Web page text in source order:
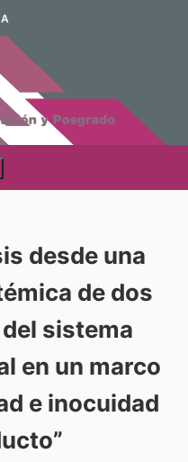
desde una
de dos
sistema
en un marco
e inocuidad